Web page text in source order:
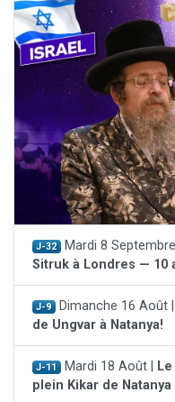
J-32 Mardi 8 Septembre
Sitruk à Londres — 10
J-9 Dimanche 16 Août |
de Ungvar à Natanya!
J-11 Mardi 18 Août |
plein Kikar de Natanya